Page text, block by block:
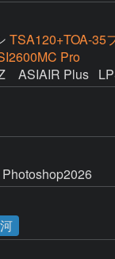
TSA120+TOA-35
Pro
　ASIAIR Plus